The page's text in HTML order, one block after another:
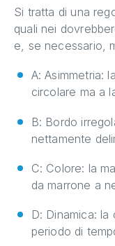
Si tratta di una
quali nei
e, se necessario,
A: Asimmetria:
circolare ma a
B: Bordo
nettamente
C: Colore: la
da marrone a
D: Dinamica:
periodo di